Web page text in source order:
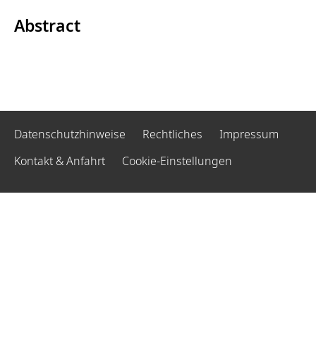
Abstract
Datenschutzhinweise Rechtliches
Impressum
Kontakt & Anfahrt
Cookie-Einstellungen